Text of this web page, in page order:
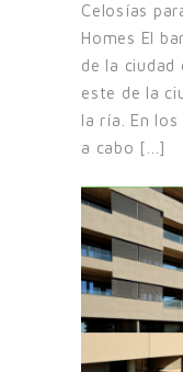
Celosías
Homes El
de la ciudad
este de la
la ría. En
a cabo [...]